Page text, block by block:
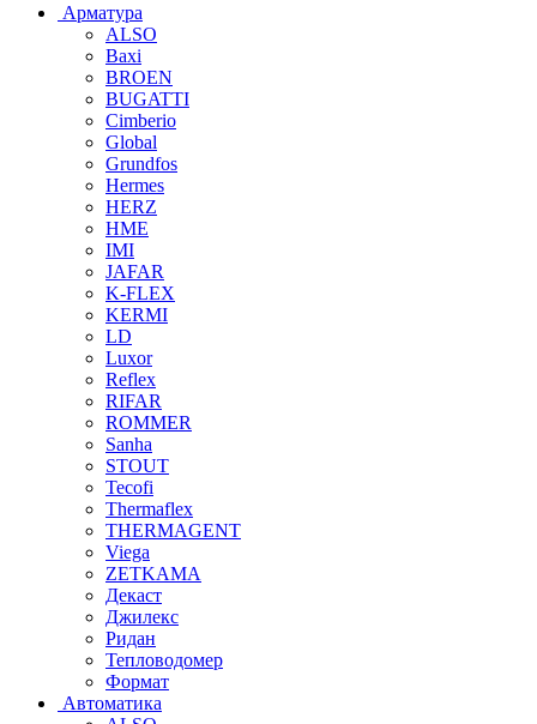
Арматура
ALSO
Baxi
BROEN
BUGATTI
Cimberio
Global
Grundfos
Hermes
HERZ
HME
IMI
JAFAR
K-FLEX
KERMI
LD
Luxor
Reflex
RIFAR
ROMMER
Sanha
STOUT
Tecofi
Thermaflex
THERMAGENT
Viega
ZETKAMA
Декаст
Джилекс
Ридан
Тепловодомер
Формат
Автоматика